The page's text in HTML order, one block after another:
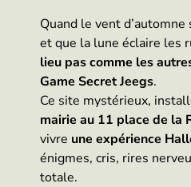
Quand le vent
et que la lune éclaire les
lieu pas comme les
Game Secret Jeegs.
Ce site mystérieux,
mairie au 11 place de la
vivre une expérience
énigmes, cris, rires
totale.